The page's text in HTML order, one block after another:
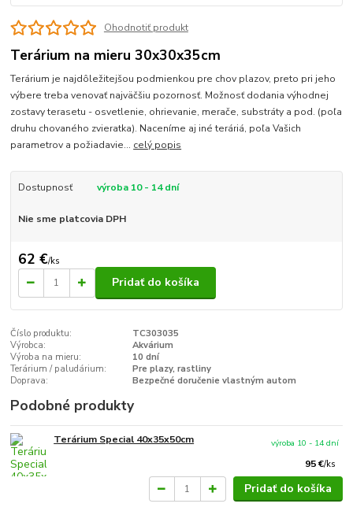
Ohodnotiť produkt
Terárium na mieru 30x30x35cm
Terárium je najdôležitejšou podmienkou pre chov plazov, preto pri jeho
výbere treba venovať najväčšiu pozornosť. Možnosť dodania výhodnej
zostavy terasetu - osvetlenie, ohrievanie, merače, substráty a pod. (poľa
druhu chovaného zvieratka). Naceníme aj iné teráriá, poľa Vašich
parametrov a požiadavie... celý popis
Dostupnosť výroba 10 - 14 dní
Nie sme platcovia DPH
62 €/ks
Pridať do košíka
Číslo produktu:
TC303035
Výrobca:
Akvárium
Výroba na mieru:
10 dní
Terárium / paludárium:
Pre plazy, rastliny
Doprava:
Bezpečné doručenie vlastným autom
Podobné produkty
Terárium Special 40x35x50cm
95 €/ks
výroba 10 - 14 dní
Pridať do košíka